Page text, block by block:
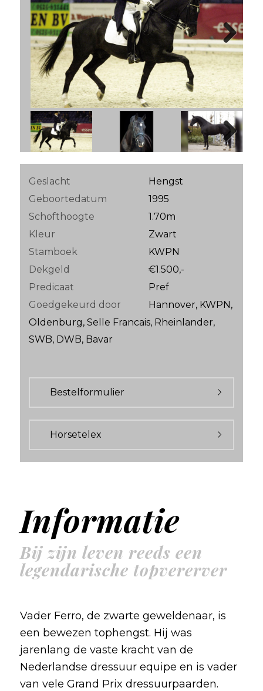
Next
Geslacht
Hengst
Geboortedatum
1995
Schofthoogte
1.70m
Kleur
Zwart
Stamboek
KWPN
Dekgeld
€1.500,-
Predicaat
Pref
Goedgekeurd door
Hannover, KWPN,
Oldenburg, Selle Francais, Rheinlander,
SWB, DWB, Bavar
Bestelformulier
Horsetelex
Informatie
Bij zijn leven reeds een
legendarische topvererver
Vader Ferro, de zwarte geweldenaar, is
een bewezen tophengst. Hij was
jarenlang de vaste kracht van de
Nederlandse dressuur equipe en is vader
van vele Grand Prix dressuurpaarden.